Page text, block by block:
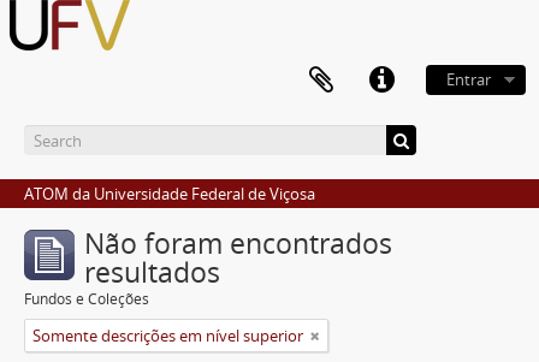
Entrar
ATOM da Universidade Federal de Viçosa
Não foram encontrados
resultados
Fundos e Coleções
Somente descrições em nível superior